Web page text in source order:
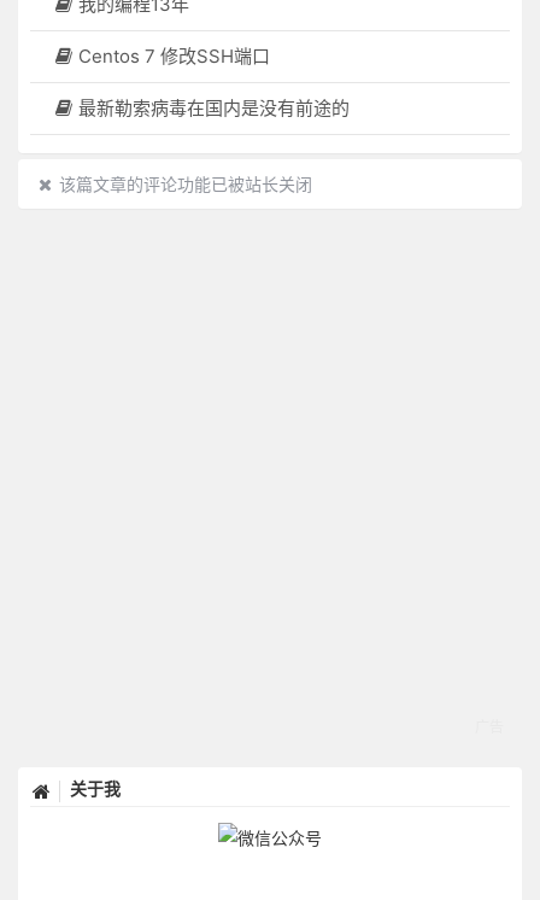
Centos 7 修改SSH端口
最新勒索病毒在国内是没有前途的
该篇文章的评论功能已被站长关闭
关于我